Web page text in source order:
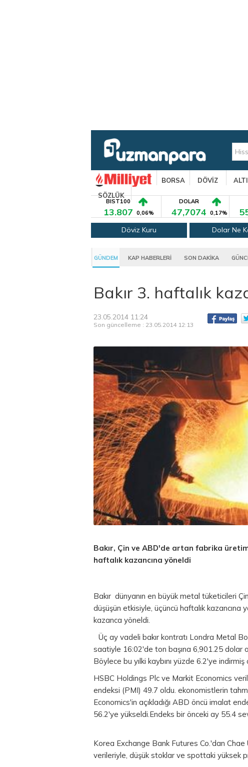
BORSA DÖVİZ
SÖZLÜK
BIST100
13.807 0,06%
DOLAR
47,7074 0,17%
Döviz Kuru Dolar Ne
GÜNDEM KAP HABERLERİ SON DAKİKA
Bakır 3. haftalık
23.05.2014 11:24
Son güncelleme : 23.05.2014 12:13
Bakır, Çin ve ABD'de artan fabrika
haftalık kazancına yöneldi
Bakır dünyanın en büyük metal tüketicileri
düşüşün etkisiyle, üçüncü haftalık
kazanca yöneldi.
Üç ay vadeli bakır kontratı Londra Metal
saatiyle 16:02'de ton başına 6,901.25 dolar
Böylece bu yılki kaybını yüzde 6.2'ye indirmiş
HSBC Holdings Plc ve Markit Economics
endeksi (PMI) 49.7 oldu. ekonomistlerin
Economics'in açıkladığı ABD öncü imalat
56.2'ye yükseldi.Endeks bir önceki ay 55.4
Korea Exchange Bank Futures Co.'dan
verileriyle, düşük stoklar ve spottaki yüksek